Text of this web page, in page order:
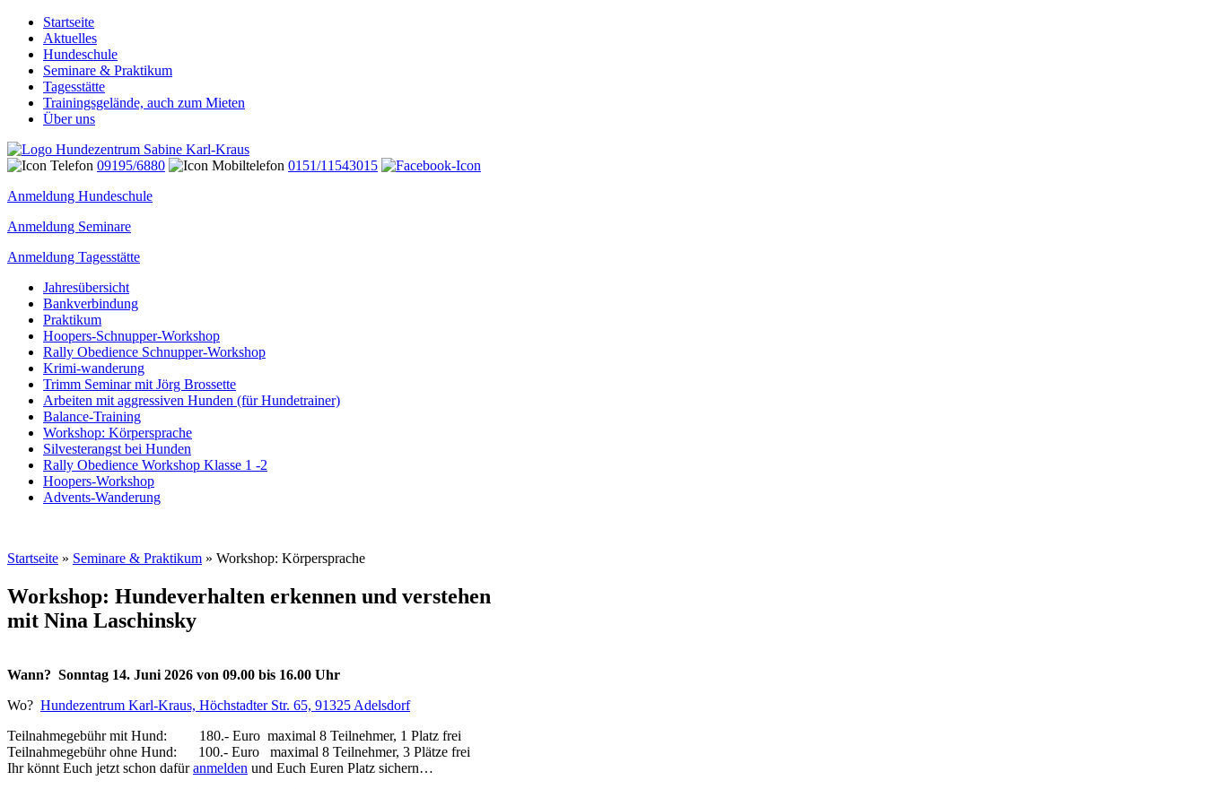
Startseite
Aktuelles
Hundeschule
Seminare & Praktikum
Tagesstätte
Trainingsgelände, auch zum Mieten
Über uns
09195/6880
0151/11543015
Anmeldung Hundeschule
Anmeldung Seminare
Anmeldung Tagesstätte
Jahresübersicht
Bankverbindung
Praktikum
Hoopers-Schnupper-Workshop
Rally Obedience Schnupper-Workshop
Krimi-wanderung
Trimm Seminar mit Jörg Brossette
Arbeiten mit aggressiven Hunden (für Hundetrainer)
Balance-Training
Workshop: Körpersprache
Silvesterangst bei Hunden
Rally Obedience Workshop Klasse 1 -2
Hoopers-Workshop
Advents-Wanderung
Startseite » Seminare & Praktikum » Workshop: Körpersprache
Workshop: Hundeverhalten erkennen und verstehen
mit Nina Laschinsky
Wann? Sonntag 14. Juni 2026 von 09.00 bis 16.00 Uhr
Wo? Hundezentrum Karl-Kraus, Höchstadter Str. 65, 91325 Adelsdorf
Teilnahmegebühr mit Hund: 180.- Euro maximal 8 Teilnehmer, 1 Platz frei
Teilnahmegebühr ohne Hund: 100.- Euro maximal 8 Teilnehmer, 3 Plätze frei
Ihr könnt Euch jetzt schon dafüranmelden und Euch Euren Platz sichern…